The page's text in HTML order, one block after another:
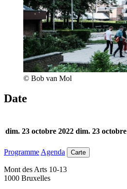
© Bob van Mol
Date
dim. 23 octobre 2022 dim. 23 octobre
Programme Agenda Carte
Mont des Arts 10-13
1000 Bruxelles